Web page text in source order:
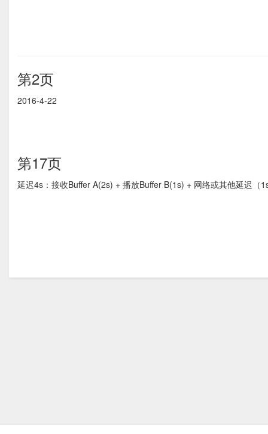
第2页
2016-4-22
第17页
延迟4s：接收Buffer A(2s) + 播放Buffer B(1s) + 网络或其他延迟